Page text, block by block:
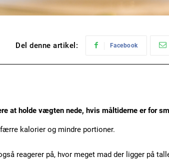
Del denne artikel: Facebook
at holde vægten nede, hvis måltiderne er for
kalorier og mindre portioner.
reagerer på, hvor meget mad der ligger på